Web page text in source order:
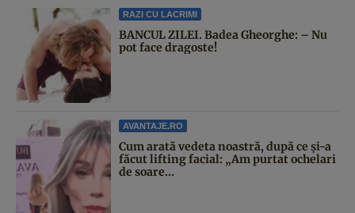
RAZI CU LACRIMI
BANCUL ZILEI. Badea Gheorghe: – Nu
pot face dragoste!
AVANTAJE.RO
Cum arată vedeta noastră, după ce și-a
făcut lifting facial: „Am purtat ochelari
de soare...